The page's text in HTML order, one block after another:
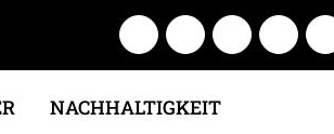
NACHHALTIGKEIT